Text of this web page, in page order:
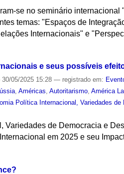
se no seminário internacional
temas: "Espaços de
Internacionais" e
e seus possíveis
30/05/2025 15:28— registrado em:
,Américas,Autoritarismo,América
Política Internacional, Variedades
de Democracia e
em 2025 e seu